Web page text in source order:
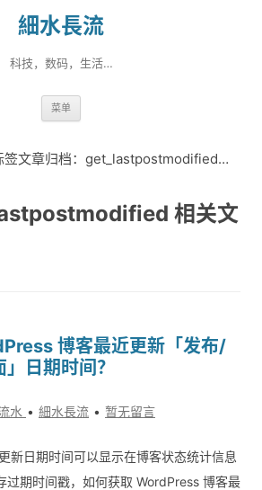
細水長流
科技，数码，生活…
菜单
签文章归档：get_lastpostmodified（1）
相关文
博客最近更新「发布/
日期时间？
水 細水長流 暂无留言
新日期时间可以显示在博客状态统计信息
过期时间戳，如何获取 WordPress 博客最